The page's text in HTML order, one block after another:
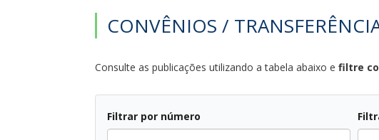
CONVÊNIOS /
Consulte as publicações utilizando a tabela abaixo e filtre
Filtrar por número